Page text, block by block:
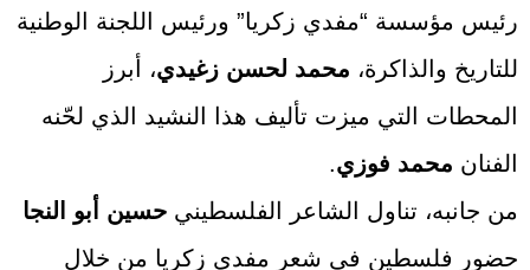
رئيس مؤسسة “مفدي زكريا” ورئيس اللجنة الوطنية
للتاريخ والذاكرة، محمد لحسن زغيدي، أبرز
المحطات التي ميزت تأليف هذا النشيد الذي لحّنه
الفنان محمد فوزي.
من جانبه، تناول الشاعر الفلسطيني حسين أبو النجا
حضور فلسطين في شعر مفدي زكريا من خلال